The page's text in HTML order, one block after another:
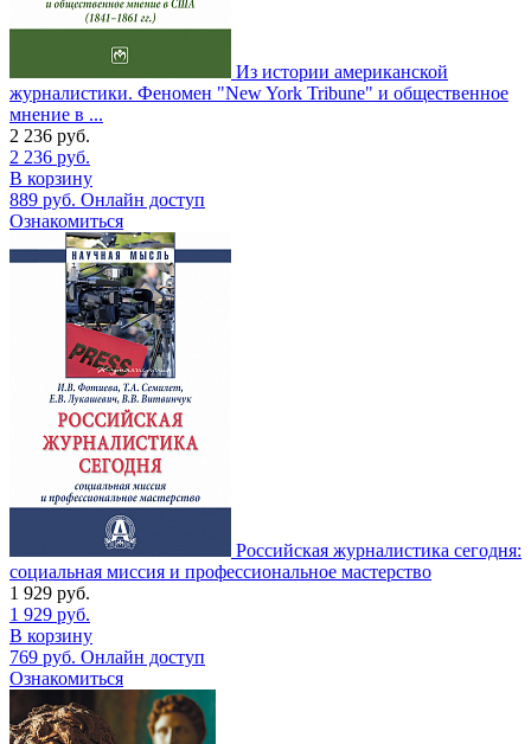
Из истории американской
журналистики. Феномен "New York Tribune" и общественное
мнение в ...
2 236 руб.
2 236 руб.
В корзину
889 руб. Онлайн доступ
Ознакомиться
Российская журналистика сегодня:
социальная миссия и профессиональное мастерство
1 929 руб.
1 929 руб.
В корзину
769 руб. Онлайн доступ
Ознакомиться